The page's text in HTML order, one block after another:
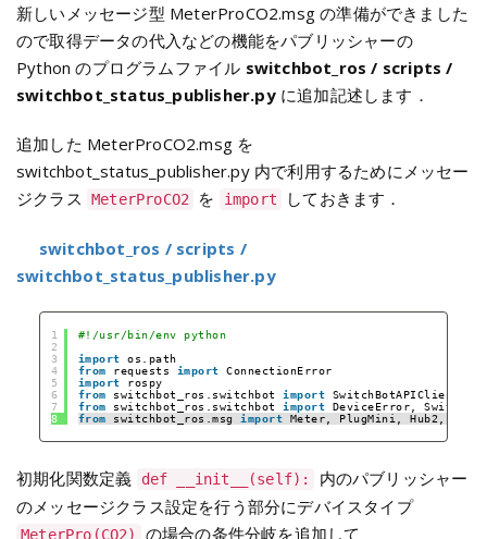
新しいメッセージ型 MeterProCO2.msg の準備ができました
ので取得データの代入などの機能をパブリッシャーの
Python のプログラムファイル switchbot_ros / scripts /
switchbot_status_publisher.pyに追加記述します．
追加した MeterProCO2.msg を
switchbot_status_publisher.py 内で利用するためにメッセー
ジクラス
MeterProCO2 を import しておきます．
switchbot_ros / scripts /
switchbot_status_publisher.py
1
2
3
4
5
6
7
8
#!/usr/bin/env python
import
os.path
from
requests import
ConnectionError
import
rospy
from
switchbot_ros.switchbot import
SwitchBotAPIClient
from
switchbot_ros.switchbot import
DeviceError,
from
switchbot_ros.msg import Meter, PlugMini, Hub2, Bot,
初期化関数定義 def __init__(self):
内のパブリッシャー
のメッセージクラス設定を行う部分にデバイスタイプ
MeterPro(CO2) の場合の条件分岐を追加して